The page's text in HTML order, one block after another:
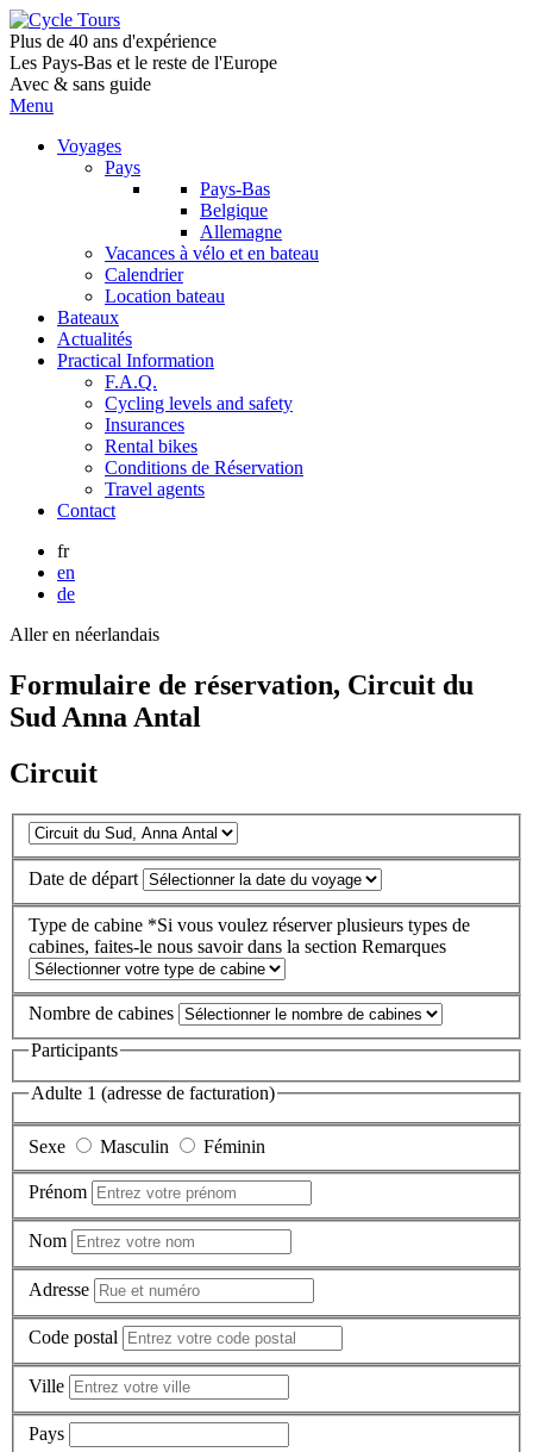
Plus de 40 ans d'expérience
Les Pays-Bas et le reste de l'Europe
Avec & sans guide
Menu
Voyages
Pays
Pays-Bas
Belgique
Allemagne
Vacances à vélo et en bateau
Calendrier
Location bateau
Bateaux
Actualités
Practical Information
F.A.Q.
Cycling levels and safety
Insurances
Rental bikes
Conditions de Réservation
Travel agents
Contact
fr
en
de
Aller en néerlandais
Formulaire de réservation, Circuit du
Sud Anna Antal
Circuit
Date de départ
Type de cabine *Si vous voulez réserver plusieurs types de
cabines, faites-le nous savoir dans la section Remarques
Nombre de cabines
Participants
Adulte 1 (adresse de facturation)
Sexe Masculin Féminin
Prénom
Nom
Adresse
Code postal
Ville
Pays